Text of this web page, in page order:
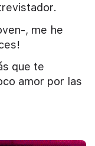
, me he
que te
amor por las